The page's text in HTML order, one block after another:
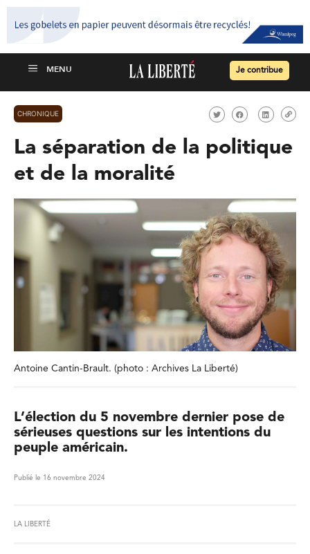
Je contribue
CHRONIQUE
La séparation de la politique
et de la moralité
Antoine Cantin-Brault. (photo : Archives La Liberté)
L’élection du 5 novembre dernier pose de
sérieuses questions sur les intentions du
peuple américain.
Publié le 16 novembre 2024
LA LIBERTÉ